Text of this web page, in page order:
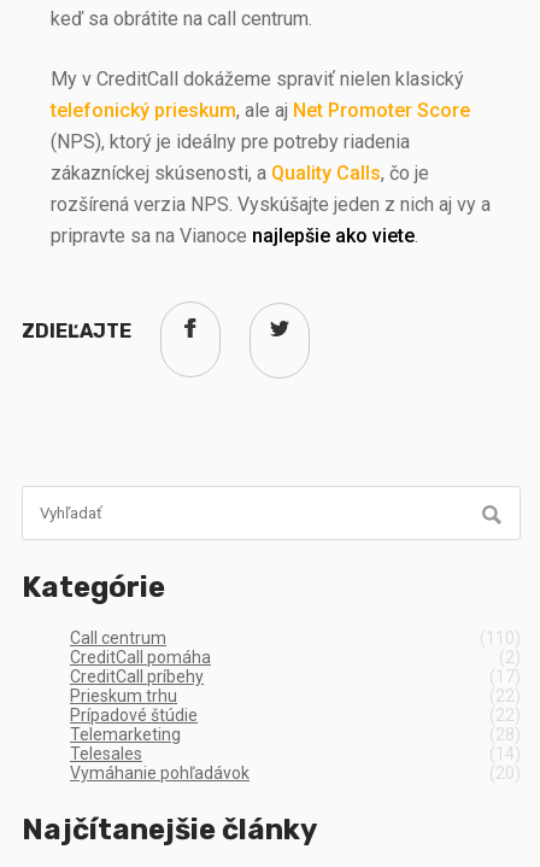
keď sa obrátite na call centrum.
My v CreditCall dokážeme spraviť nielen klasický
telefonický prieskum, ale aj Net Promoter Score
(NPS), ktorý je ideálny pre potreby riadenia
zákazníckej skúsenosti, a Quality Calls, čo je
rozšírená verzia NPS. Vyskúšajte jeden z nich aj vy a
pripravte sa na Vianoce najlepšie ako viete.
ZDIEĽAJTE
Kategórie
Call centrum
(110)
CreditCall pomáha
(2)
CreditCall príbehy
(17)
Prieskum trhu
(22)
Prípadové štúdie
(22)
Telemarketing
(28)
Telesales
(14)
Vymáhanie pohľadávok
(20)
Najčítanejšie články